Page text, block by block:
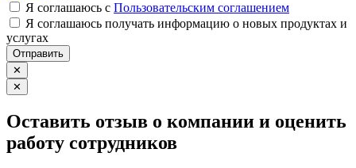
Я соглашаюсь c Пользовательским соглашением
Я соглашаюсь получать информацию о новых продуктах и
услугах
Отправить
✕
✕
Оставить отзыв о компании и оценить
работу сотрудников